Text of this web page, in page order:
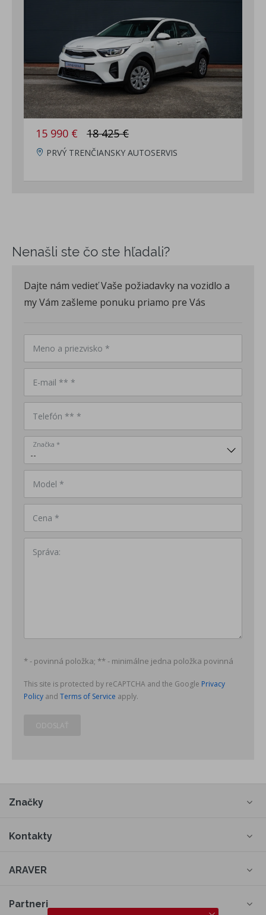
15 990 € 18 425 €
PRVÝ TRENČIANSKY AUTOSERVIS
Nenašli ste čo ste hľadali?
Dajte nám vedieť Vaše požiadavky na vozidlo a
my Vám zašleme ponuku priamo pre Vás
Meno a priezvisko *
E-mail ** *
Telefón ** *
Značka *
Model *
Cena *
Správa:
* - povinná položka; ** - minimálne jedna položka povinná
This site is protected by reCAPTCHA and the Google Privacy
Policy and Terms of Service apply.
ODOSLAŤ
Značky
Kontakty
ARAVER
Partneri